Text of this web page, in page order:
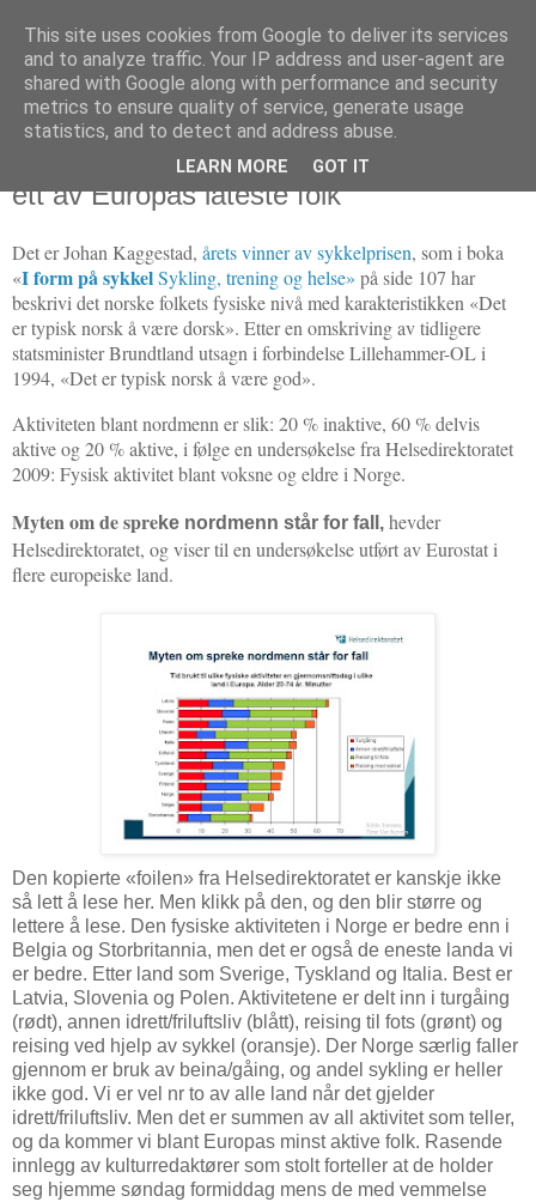
Politikus
lørdag 30. oktober 2010
«Det er typisk norsk å være dorsk» —
ett av Europas lateste folk
Det er Johan Kaggestad, årets vinner av sykkelprisen, som i boka
«I form på sykkelSykling, trening og helse» på side 107 har
beskrivi det norske folkets fysiske nivå med karakteristikken «Det
er typisk norsk å være dorsk». Etter en omskriving av tidligere
statsminister Brundtland utsagn i forbindelse Lillehammer-OL i
1994, «Det er typisk norsk å være god».
Aktiviteten blant nordmenn er slik: 20 % inaktive, 60 % delvis
aktive og20 % aktive, i følgeen undersøkelse fra Helsedirektoratet
2009: Fysisk aktivitet blant voksne og eldre i Norge.
Myten om de spreke nordmenn står for fall, hevder
Helsedirektoratet, og viser til en undersøkelse utført av Eurostat i
flere europeiske land.
Den kopierte «foilen» fra Helsedirektoratet er kanskje ikke
så lett å lese her. Men klikk på den, og den blir større og
lettere å lese. Den fysiske aktiviteten i Norge er bedre enn i
Belgia og Storbritannia, men det er også de eneste landa vi
er bedre. Etter land som Sverige, Tyskland og Italia. Best er
Latvia, Slovenia og Polen. Aktivitetene er delt inn i turgåing
(rødt), annen idrett/friluftsliv (blått), reising til fots (grønt) og
reising ved hjelp av sykkel (oransje). Der Norge særlig faller
gjennom er bruk av beina/gåing, og andel sykling er heller
ikke god. Vi er vel nr to av alle land når det gjelder
idrett/friluftsliv. Men det er summen av all aktivitet som teller,
og da kommer vi blant Europas minst aktive folk. Rasende
innlegg av kulturredaktører som stolt forteller at de holder
seg hjemme søndag formiddag mens de med vemmelse
This site uses cookies from Google to deliver its services
and to analyze traffic. Your IP address and user-agent are
shared with Google along with performance and security
metrics to ensure quality of service, generate usage
statistics, and to detect and address abuse.
LEARN MORE GOT IT